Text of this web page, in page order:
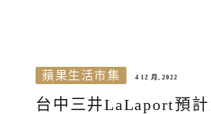
蘋果生活市集 4 12 月, 2022
台中三井LaLaport預